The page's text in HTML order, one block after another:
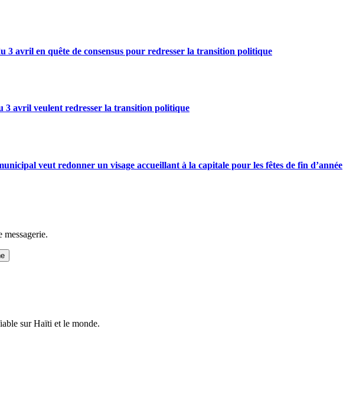
3 avril en quête de consensus pour redresser la transition politique
3 avril veulent redresser la transition politique
veut redonner un visage accueillant à la capitale pour les fêtes de fin d’année
sur Haïti et le monde.